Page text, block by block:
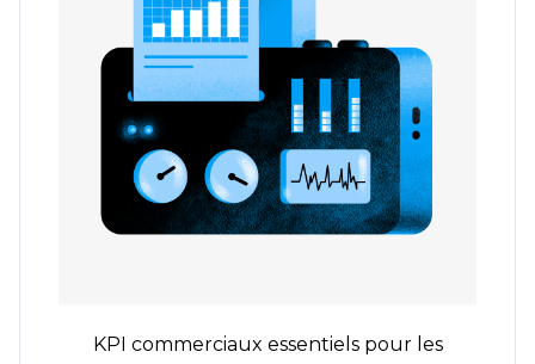
KPI commerciaux essentiels pour les